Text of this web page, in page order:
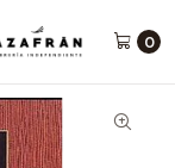
0
El Heresiarca Y Cía